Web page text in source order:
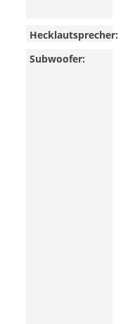
Hecklautsprecher:
Subwoofer: